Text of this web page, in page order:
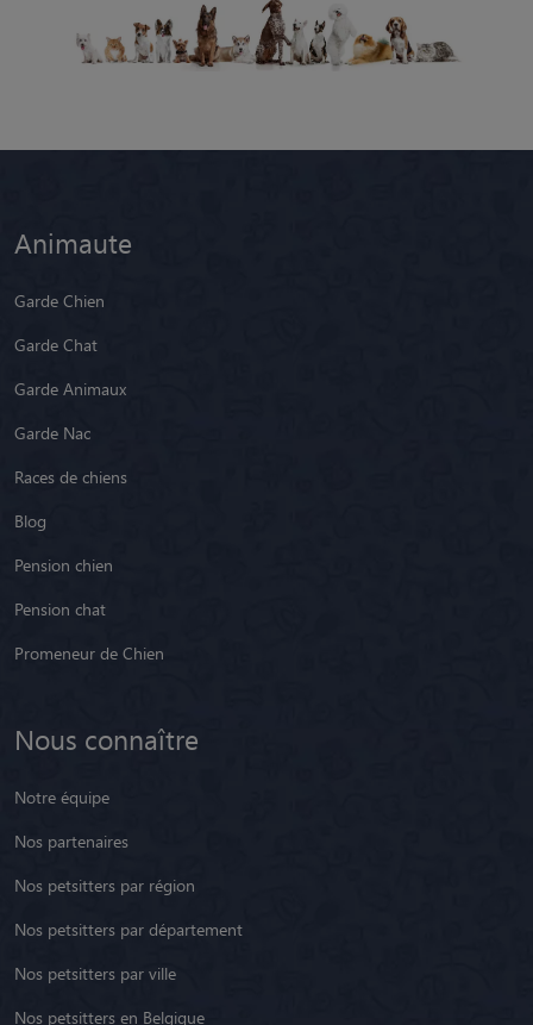
Animaute
Garde Chien
Garde Chat
Garde Animaux
Garde Nac
Races de chiens
Blog
Pension chien
Pension chat
Promeneur de Chien
Nous connaître
Notre équipe
Nos partenaires
Nos petsitters par région
Nos petsitters par département
Nos petsitters par ville
Nos petsitters en Belgique